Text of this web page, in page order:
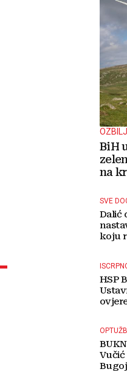
BiH
na
SVE
Dalić
koju
HSP
Vučić